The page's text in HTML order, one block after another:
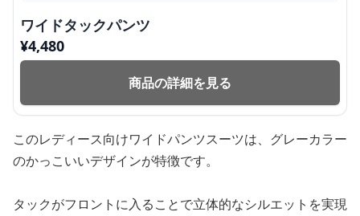
ワイドタックパンツ
¥4,480
商品の詳細を見る
このレディース向けワイドパンツスーツは、グレーカラー
のかっこいいデザインが特徴です。
タックがフロントに入ることで立体的なシルエットを実現